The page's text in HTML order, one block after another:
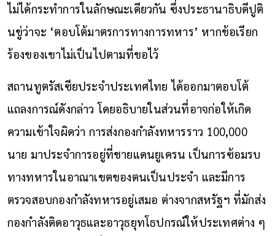
ไม่ได้กระทำการในลักษณะเดียวกัน ซึ่งประธานาธิบดีปูติ
นขู่ว่าจะ ‘ตอบโต้มาตรการทางการทหาร’ หากข้อเรียก
ร้องของเขาไม่เป็นไปตามที่ขอไว้
สถานทูตรัสเซียประจำประเทศไทย ได้ออกมาตอบโต้
แถลงการณ์ดังกล่าว โดยอธิบายในส่วนที่อาจก่อให้เกิด
ความเข้าใจผิดว่า การส่งกองกำลังทหารราว 100,000
นาย มาประจำการอยู่ที่ชายแดนยูเครน เป็นการซ้อมรบ
ทางทหารในอาณาเขตของตนเป็นประจำ และมีการ
ตรวจสอบกองกำลังทหารอยู่เสมอ ต่างจากสหรัฐฯ ที่มักส่ง
กองกำลังติดอาวุธและอาวุธยุทโธปกรณ์ให้ประเทศต่าง ๆ